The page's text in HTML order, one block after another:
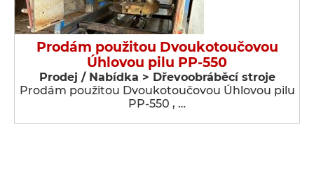
Prodám použitou Dvoukotoučovou
Úhlovou pilu PP-550
Prodej / Nabídka > Dřevoobráběcí stroje
Prodám použitou Dvoukotoučovou Úhlovou pilu
PP-550 , …